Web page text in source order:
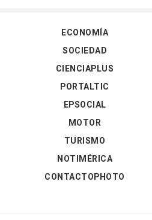
ECONOMÍA
SOCIEDAD
CIENCIAPLUS
PORTALTIC
EPSOCIAL
MOTOR
TURISMO
NOTIMÉRICA
CONTACTOPHOTO